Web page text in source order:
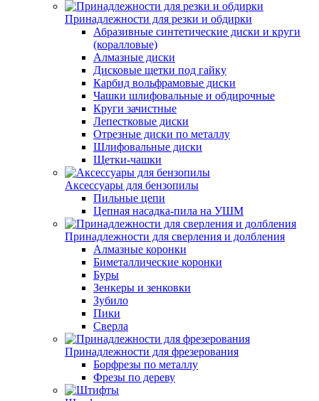
Принадлежности для резки и обдирки
Абразивные синтетические диски и круги
(коралловые)
Алмазные диски
Дисковые щетки под гайку
Карбид вольфрамовые диски
Чашки шлифовальные и обдирочные
Круги зачистные
Лепестковые диски
Отрезные диски по металлу
Шлифовальные диски
Щетки-чашки
Аксессуары для бензопилы
Пильные цепи
Цепная насадка-пила на УШМ
Принадлежности для сверления и долбления
Алмазные коронки
Биметаллические коронки
Буры
Зенкеры и зенковки
Зубило
Пики
Сверла
Принадлежности для фрезерования
Борфрезы по металлу
Фрезы по дереву